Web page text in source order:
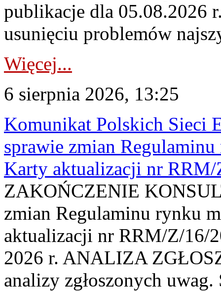
publikacje dla 05.08.2026
usunięciu problemów
Więcej...
6 sierpnia 2026, 13:25
Komunikat Polskich Sieci
sprawie zmian
Karty aktualizacji nr
ZAKOŃCZENIE
zmian Regulaminu rynku
aktualizacji nr RRM/Z/16/
2026 r. ANALIZA
analizy zgłoszonych